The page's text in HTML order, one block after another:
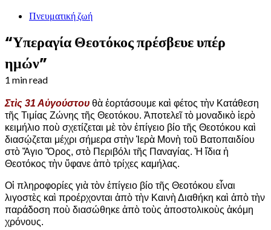
Πνευματική ζωή
“Υπεραγία Θεοτόκος πρέσβευε υπέρ
ημών”
1 min read
Στὶς 31 Αὐγούστου θὰ ἑορτάσουμε καὶ φέτος τὴν Κατάθεση
τῆς Τιμίας Ζώνης τῆς Θεοτόκου. Ἀποτελεῖ τὸ μοναδικὸ ἱερὸ
κειμήλιο ποὺ σχετίζεται μὲ τὸν ἐπίγειο βίο τῆς Θεοτόκου καὶ
διασῴζεται μέχρι σήμερα στὴν Ἱερὰ Μονὴ τοῦ Βατοπαιδίου
στὸ Ἅγιο Ὄρος, στὸ Περιβόλι τῆς Παναγίας. Ἡ ἴδια ἡ
Θεοτόκος τὴν ὕφανε ἀπὸ τρίχες καμήλας.
Οἱ πληροφορίες γιὰ τὸν ἐπίγειο βίο τῆς Θεοτόκου εἶναι
λιγοστὲς καὶ προέρχονται ἀπὸ τὴν Καινὴ Διαθήκη καὶ ἀπὸ τὴν
παράδοση ποὺ διασώθηκε ἀπὸ τοὺς ἀποστολικοὺς ἀκόμη
χρόνους.